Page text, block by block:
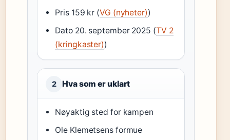
Pris 159 kr (VG (nyheter))
Dato 20. september 2025 (TV 2
(kringkaster))
2 Hva som er uklart
Nøyaktig sted for kampen
Ole Klemetsens formue